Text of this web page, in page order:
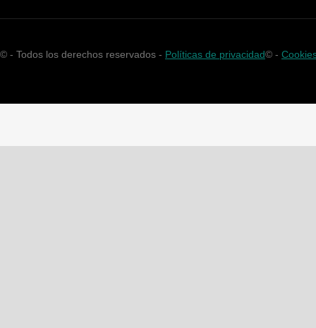
© - Todos los derechos reservados - Políticas de privacidad© -